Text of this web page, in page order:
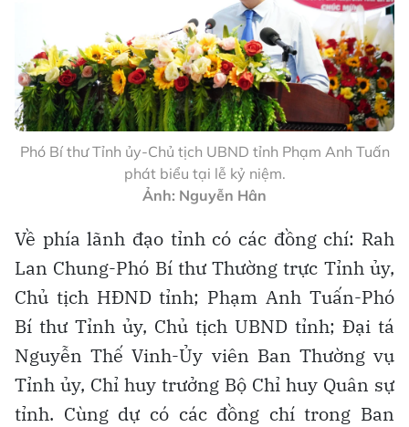
Phó Bí thư Tỉnh ủy-Chủ tịch UBND tỉnh Phạm Anh Tuấn
phát biểu tại lễ kỷ niệm.
Ảnh: Nguyễn Hân
Về phía lãnh đạo tỉnh có các đồng chí: Rah
Lan Chung-Phó Bí thư Thường trực Tỉnh ủy,
Chủ tịch HĐND tỉnh; Phạm Anh Tuấn-Phó
Bí thư Tỉnh ủy, Chủ tịch UBND tỉnh; Đại tá
Nguyễn Thế Vinh-Ủy viên Ban Thường vụ
Tỉnh ủy, Chỉ huy trưởng Bộ Chỉ huy Quân sự
tỉnh. Cùng dự có các đồng chí trong Ban